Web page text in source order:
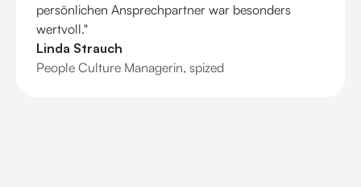
persönlichen Ansprechpartner war besonders
wertvoll."
Linda Strauch
People Culture Managerin, spized